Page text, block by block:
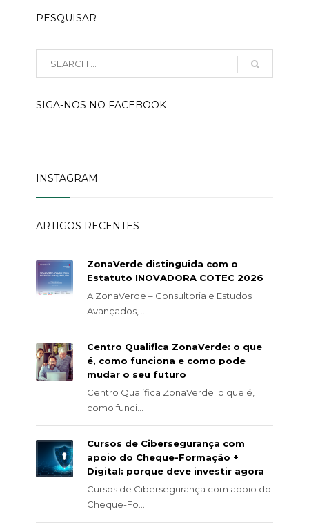
PESQUISAR
SIGA-NOS NO FACEBOOK
INSTAGRAM
ARTIGOS RECENTES
ZonaVerde distinguida com o
Estatuto INOVADORA COTEC 2026
A ZonaVerde – Consultoria e Estudos
Avançados, ...
Centro Qualifica ZonaVerde: o que
é, como funciona e como pode
mudar o seu futuro
Centro Qualifica ZonaVerde: o que é,
como funci...
Cursos de Cibersegurança com
apoio do Cheque-Formação +
Digital: porque deve investir agora
Cursos de Cibersegurança com apoio do
Cheque-Fo...